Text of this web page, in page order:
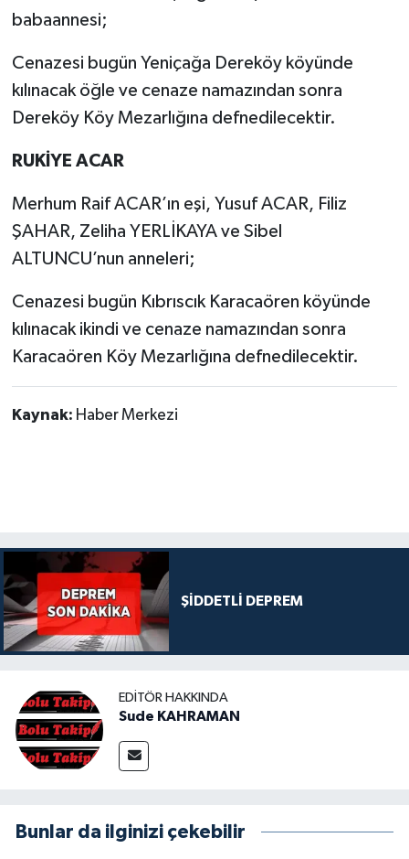
babaannesi;
Cenazesi bugün Yeniçağa Dereköy köyünde
kılınacak öğle ve cenaze namazından sonra
Dereköy Köy Mezarlığına defnedilecektir.
RUKİYE ACAR
Merhum Raif ACAR’ın eşi, Yusuf ACAR, Filiz
ŞAHAR, Zeliha YERLİKAYA ve Sibel
ALTUNCU’nun anneleri;
Cenazesi bugün Kıbrıscık Karacaören köyünde
kılınacak ikindi ve cenaze namazından sonra
Karacaören Köy Mezarlığına defnedilecektir.
Kaynak: Haber Merkezi
ŞİDDETLİ DEPREM
EDITÖR HAKKINDA
Sude KAHRAMAN
Bunlar da ilginizi çekebilir